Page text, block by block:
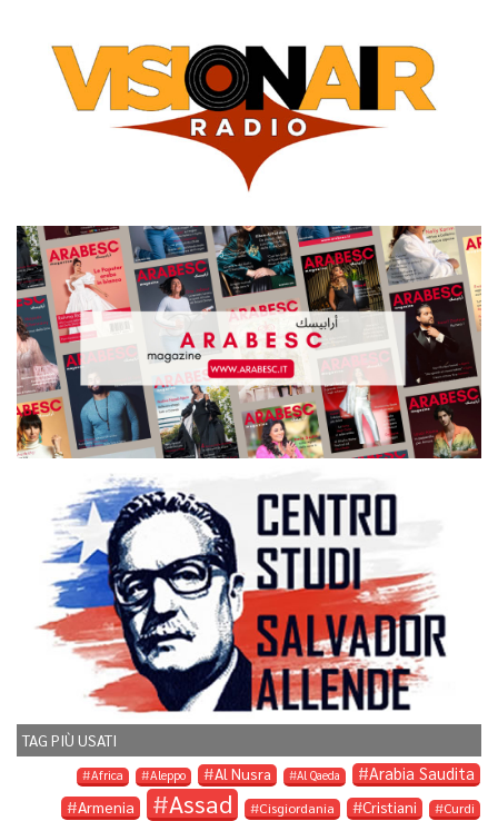
TAG PIÙ USATI
Africa Aleppo Al Nusra Al Qaeda Arabia Saudita
Armenia Assad Cisgiordania Cristiani Curdi